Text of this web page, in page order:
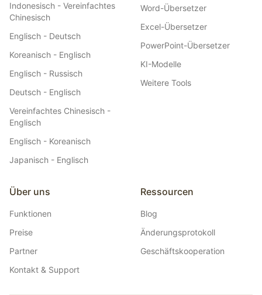
Indonesisch - Vereinfachtes
Chinesisch
Englisch - Deutsch
Koreanisch - Englisch
Englisch - Russisch
Deutsch - Englisch
Vereinfachtes Chinesisch -
Englisch
Englisch - Koreanisch
Japanisch - Englisch
Word-Übersetzer
Excel-Übersetzer
PowerPoint-Übersetzer
KI-Modelle
Weitere Tools
Über uns
Funktionen
Preise
Partner
Kontakt & Support
Ressourcen
Blog
Änderungsprotokoll
Geschäftskooperation